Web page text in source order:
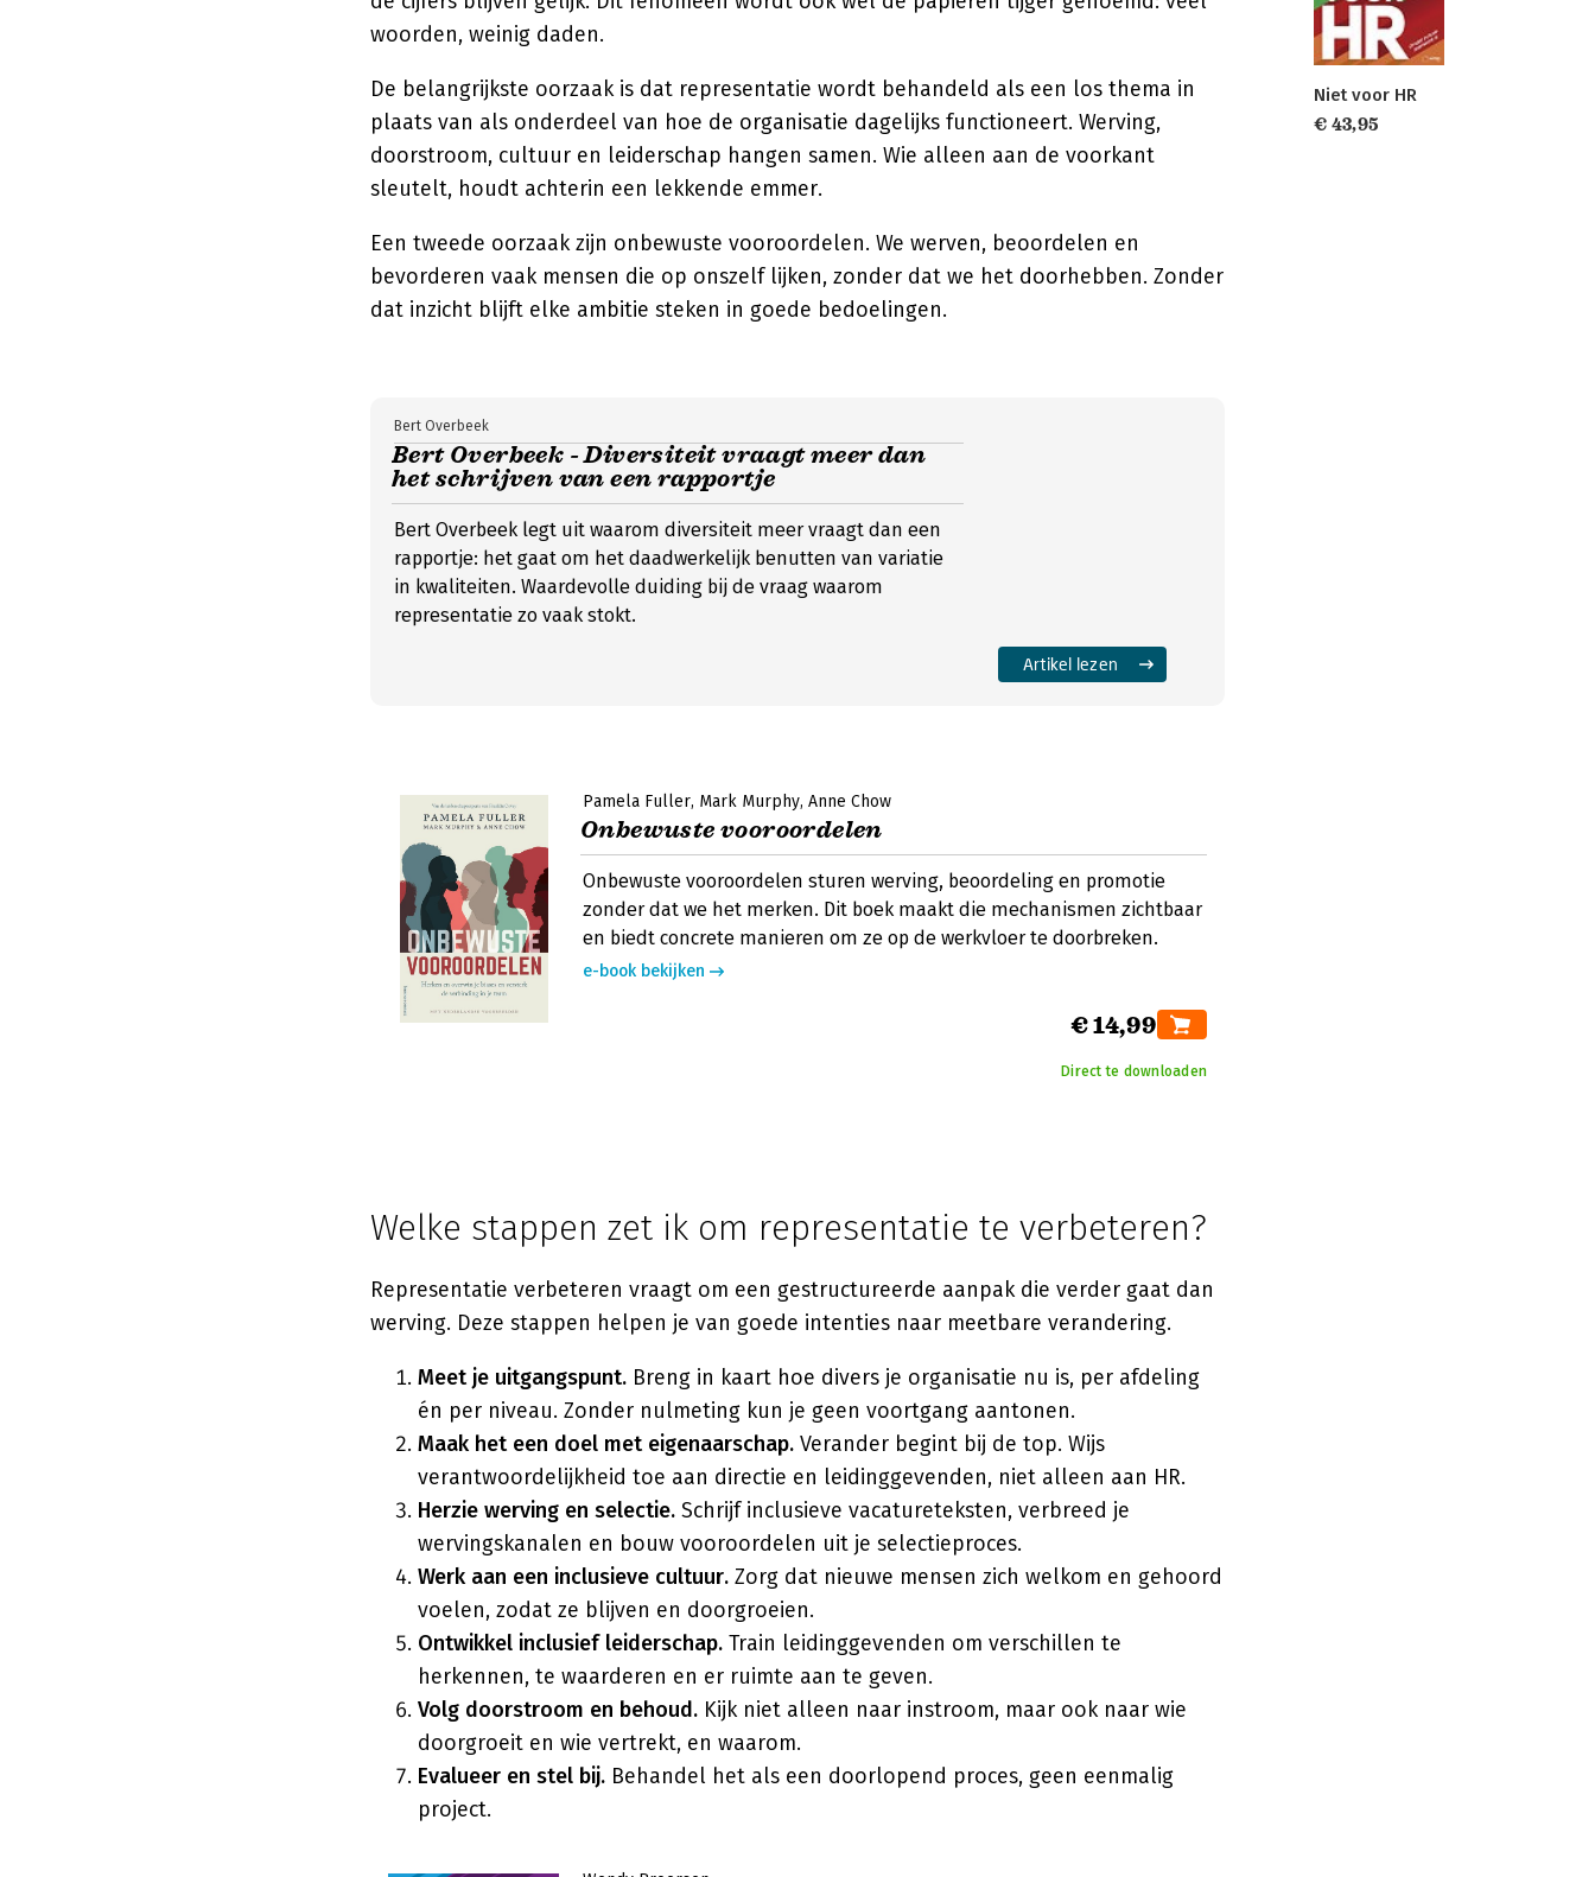
woorden, weinig daden.
De belangrijkste oorzaak is dat representatie wordt behandeld als een los thema in
plaats van als onderdeel van hoe de organisatie dagelijks functioneert. Werving,
doorstroom, cultuur en leiderschap hangen samen. Wie alleen aan de voorkant
sleutelt, houdt achterin een lekkende emmer.
Een tweede oorzaak zijn onbewuste vooroordelen. We werven, beoordelen en
bevorderen vaak mensen die op onszelf lijken, zonder dat we het doorhebben. Zonder
dat inzicht blijft elke ambitie steken in goede bedoelingen.
Bert Overbeek - Diversiteit vraagt meer dan
het schrijven van een rapportje
Bert Overbeek
Bert Overbeek legt uit waarom diversiteit meer vraagt dan een
rapportje: het gaat om het daadwerkelijk benutten van variatie
in kwaliteiten. Waardevolle duiding bij de vraag waarom
representatie zo vaak stokt.
Artikel lezen
Pamela Fuller Mark Murphy Anne Chow
Onbewuste vooroordelen
Onbewuste vooroordelen sturen werving, beoordeling en promotie
zonder dat we het merken. Dit boek maakt die mechanismen zichtbaar
en biedt concrete manieren om ze op de werkvloer te doorbreken.
e-book bekijken
€ 14,99
Direct te downloaden
Welke stappen zet ik om representatie te verbeteren?
Representatie verbeteren vraagt om een gestructureerde aanpak die verder gaat dan
werving. Deze stappen helpen je van goede intenties naar meetbare verandering.
Meet je uitgangspunt. Breng in kaart hoe divers je organisatie nu is, per afdeling
én per niveau. Zonder nulmeting kun je geen voortgang aantonen.
Maak het een doel met eigenaarschap. Verander begint bij de top. Wijs
verantwoordelijkheid toe aan directie en leidinggevenden, niet alleen aan HR.
Herzie werving en selectie. Schrijf inclusieve vacatureteksten, verbreed je
wervingskanalen en bouw vooroordelen uit je selectieproces.
Werk aan een inclusieve cultuur. Zorg dat nieuwe mensen zich welkom en gehoord
voelen, zodat ze blijven en doorgroeien.
Ontwikkel inclusief leiderschap. Train leidinggevenden om verschillen te
herkennen, te waarderen en er ruimte aan te geven.
Volg doorstroom en behoud. Kijk niet alleen naar instroom, maar ook naar wie
doorgroeit en wie vertrekt, en waarom.
Evalueer en stel bij. Behandel het als een doorlopend proces, geen eenmalig
project.
Niet voor HR
€ 43,95